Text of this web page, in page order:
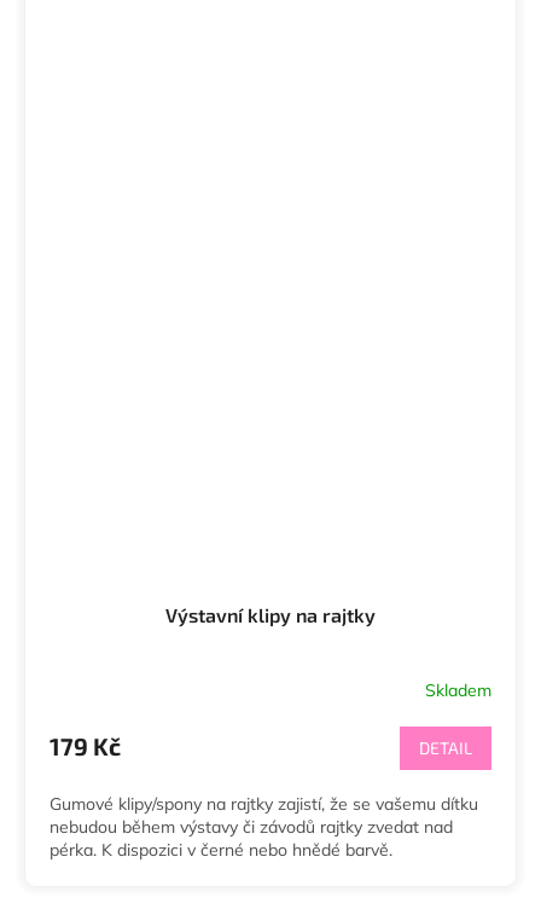
Výstavní klipy na rajtky
Skladem
179 Kč DETAIL
Gumové klipy/spony na rajtky zajistí, že se vašemu dítku
nebudou během výstavy či závodů rajtky zvedat nad
pérka. K dispozici v černé nebo hnědé barvě.